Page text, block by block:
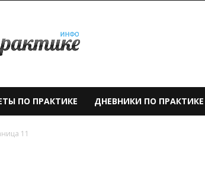
ПО ПРАКТИКЕ ДНЕВНИКИ ПО ПРАКТИКЕ
11